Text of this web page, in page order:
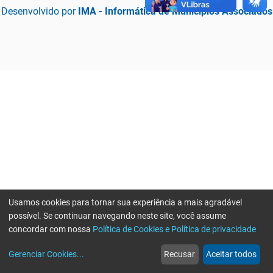
Desenvolvido por IMA - Informática de Municípios Associados
web
Notícias
more_horiz
Mais
Usamos cookies para tornar sua experiência a mais agradável
possível. Se continuar navegando neste site, você assume
concordar com nossa Política de Cookies e Política de privacidade
Gerenciar Cookies... Recusar Aceitar todos
Erro ao enviar informações, por favor tente novamente